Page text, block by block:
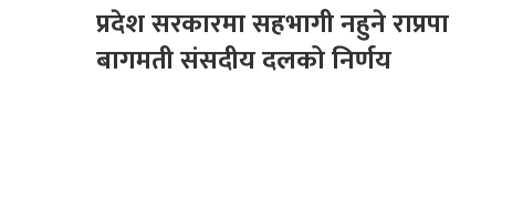
प्रदेश सरकारमा सहभागी नहुने राप्रपा
बागमती संसदीय दलको निर्णय